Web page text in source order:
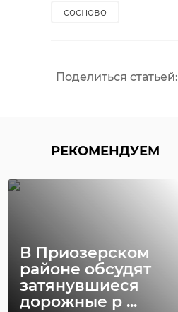
сосново
Поделиться статьей:
РЕКОМЕНДУЕМ
В Приозерском
районе обсудят
затянувшиеся
дорожные р ...